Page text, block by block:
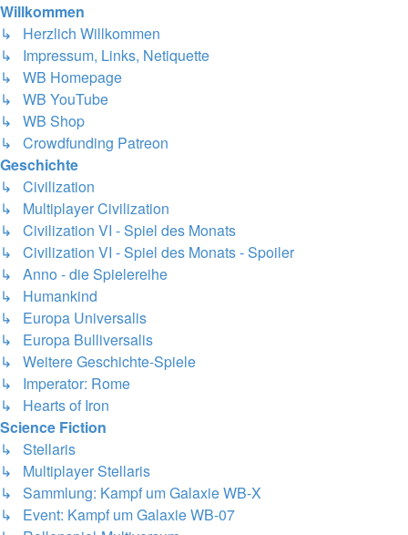
Willkommen
↳ Herzlich Willkommen
↳ Impressum, Links, Netiquette
↳ WB Homepage
↳ WB YouTube
↳ WB Shop
↳ Crowdfunding Patreon
Geschichte
↳ Civilization
↳ Multiplayer Civilization
↳ Civilization VI - Spiel des Monats
↳ Civilization VI - Spiel des Monats - Spoiler
↳ Anno - die Spielereihe
↳ Humankind
↳ Europa Universalis
↳ Europa Bulliversalis
↳ Weitere Geschichte-Spiele
↳ Imperator: Rome
↳ Hearts of Iron
Science Fiction
↳ Stellaris
↳ Multiplayer Stellaris
↳ Sammlung: Kampf um Galaxie WB-X
↳ Event: Kampf um Galaxie WB-07